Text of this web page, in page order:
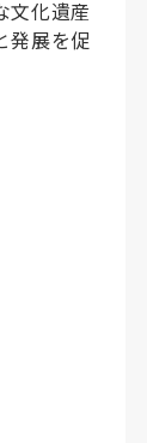
文化遺産
発展を促